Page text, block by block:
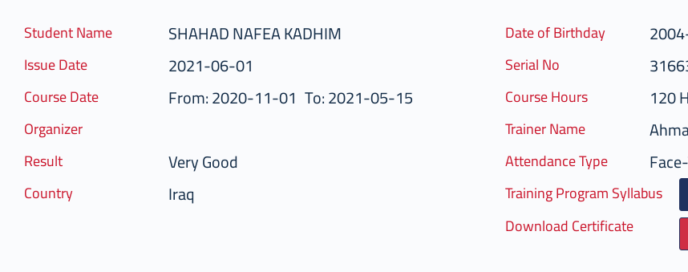
Student Name SHAHAD NAFEA KADHIM Date of Birthday
Issue Date 2021-06-01 Serial No
Course Date From: 2020-11-01 To: 2021-05-15 Course Hours 120
Organizer Trainer Name
Result Very Good Attendance Type
Country Iraq Training Program Syllabus
Download Certificate